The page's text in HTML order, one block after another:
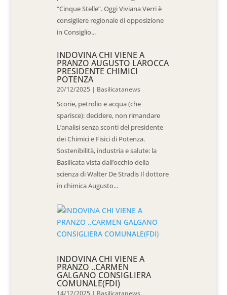
“Cinque Stelle”. Oggi Viviana Verri è
consigliere regionale di opposizione
in Consiglio...
INDOVINA CHI VIENE A
PRANZO AUGUSTO LAROCCA
PRESIDENTE CHIMICI
POTENZA
20/12/2025 | Basilicatanews
Scorie, petrolio e acqua (che
sparisce): decidere, non rimandare
L’analisi senza sconti del presidente
dei Chimici e Fisici di Potenza.
Sostenibilità, industria e salute: la
Basilicata vista dall’occhio della
scienza di Walter De Stradis Il dottore
in chimica Augusto...
INDOVINA CHI VIENE A
PRANZO ..CARMEN
GALGANO CONSIGLIERA
COMUNALE(FDI)
14/12/2025 | Basilicatanews